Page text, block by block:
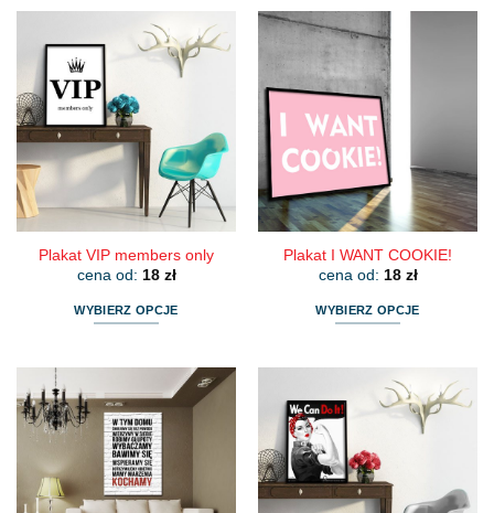
Plakat VIP members only
cena od: 18 zł
WYBIERZ OPCJE
wiele
wariantów.
Opcje
można
wybrać
Plakat I WANT COOKIE!
cena od: 18 zł
WYBIERZ OPCJE
wiele
wariantów.
Opcje
można
wybrać